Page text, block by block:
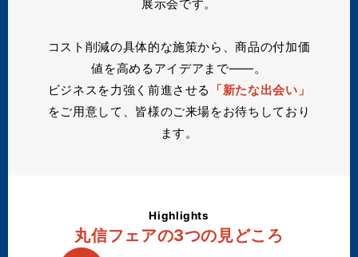
展示会です。
コスト削減の具体的な施策から、商品の付加価
値を高めるアイデアまで——。
ビジネスを力強く前進させる
「新たな出会い」
をご用意して、皆様のご来場をお待ちしており
ます。
Highlights
丸信フェアの3つの見どころ